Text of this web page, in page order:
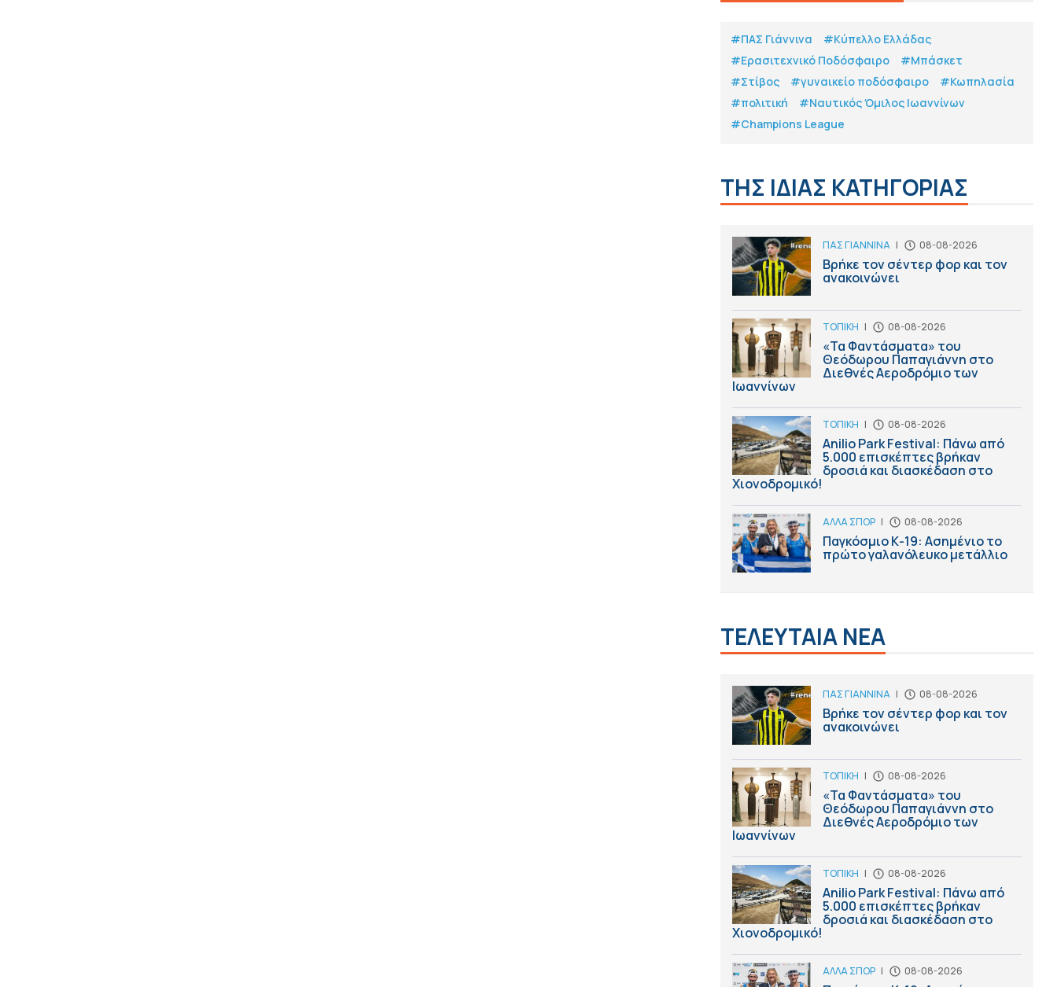
#ΠΑΣ Γιάννινα
#Κύπελλο Ελλάδας
#Eρασιτεχνικό Ποδόσφαιρο
#Μπάσκετ
#Στίβος
#γυναικείο ποδόσφαιρο
#Κωπηλασία
#πολιτική
#Ναυτικός Όμιλος Ιωαννίνων
#Champions League
ΤΗΣ ΙΔΙΑΣ ΚΑΤΗΓΟΡΙΑΣ
ΠΑΣ ΓΙΑΝΝΙΝΑ | 08-08-2026
Βρήκε τον σέντερ φορ και τον
ανακοινώνει
ΤΟΠΙΚΗ | 08-08-2026
«Τα Φαντάσματα» του
Θεόδωρου Παπαγιάννη στο
Διεθνές Αεροδρόμιο των
Ιωαννίνων
ΤΟΠΙΚΗ | 08-08-2026
Anilio Park Festival: Πάνω από
5.000 επισκέπτες βρήκαν
δροσιά και διασκέδαση στο
Χιονοδρομικό!
ΑΛΛΑ ΣΠΟΡ | 08-08-2026
Παγκόσμιο Κ-19: Ασημένιο το
πρώτο γαλανόλευκο μετάλλιο
ΤΕΛΕΥΤΑΙΑ ΝΕΑ
ΠΑΣ ΓΙΑΝΝΙΝΑ | 08-08-2026
Βρήκε τον σέντερ φορ και τον
ανακοινώνει
ΤΟΠΙΚΗ | 08-08-2026
«Τα Φαντάσματα» του
Θεόδωρου Παπαγιάννη στο
Διεθνές Αεροδρόμιο των
Ιωαννίνων
ΤΟΠΙΚΗ | 08-08-2026
Anilio Park Festival: Πάνω από
5.000 επισκέπτες βρήκαν
δροσιά και διασκέδαση στο
Χιονοδρομικό!
ΑΛΛΑ ΣΠΟΡ | 08-08-2026